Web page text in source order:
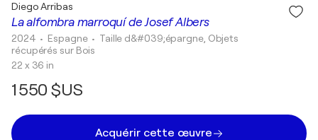
La alfombra marroquí de Josef Albers
Diego Arribas
2024 • Espagne • Taille d&#039;épargne, Objets
récupérés sur Bois
22 x 36 in
1 550 $US
Acquérir cette œuvre